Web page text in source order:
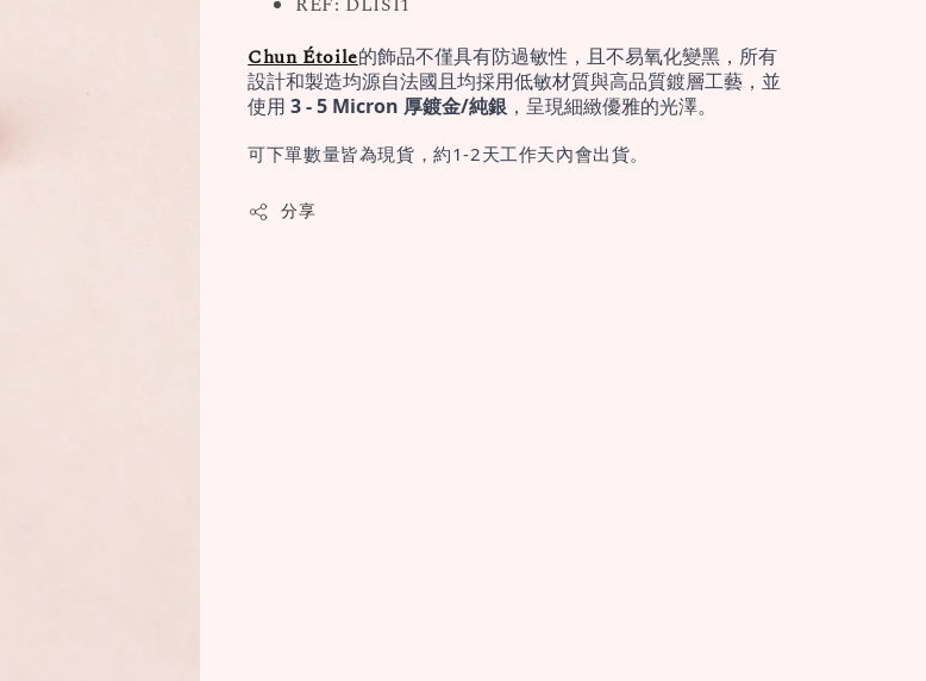
Chun Étoile的飾品不僅具有防過敏性，且不易氧化變黑，所有
設計和製造均源自法國且均採用低敏材質與高品質鍍層工藝，並
使用 3 - 5 Micron 厚鍍金/純銀，呈現細緻優雅的光澤。
可下單數量皆為現貨，約1-2天工作天內會出貨。
分享